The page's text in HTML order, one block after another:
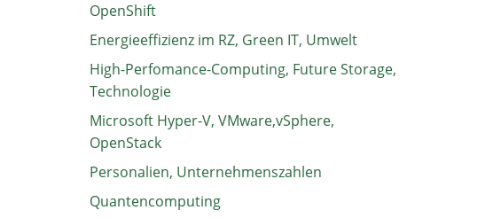
OpenShift
Energieeffizienz im RZ, Green IT, Umwelt
High-Perfomance-Computing, Future Storage,
Technologie
Microsoft Hyper-V, VMware,vSphere,
OpenStack
Personalien, Unternehmenszahlen
Quantencomputing